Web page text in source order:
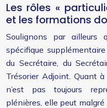
Les rôles «
et les formations
Soulignons par
spécifique
du Secrétaire, du
Trésorier Adjoint. Quant
n’est pas toujours
plénières, elle peut